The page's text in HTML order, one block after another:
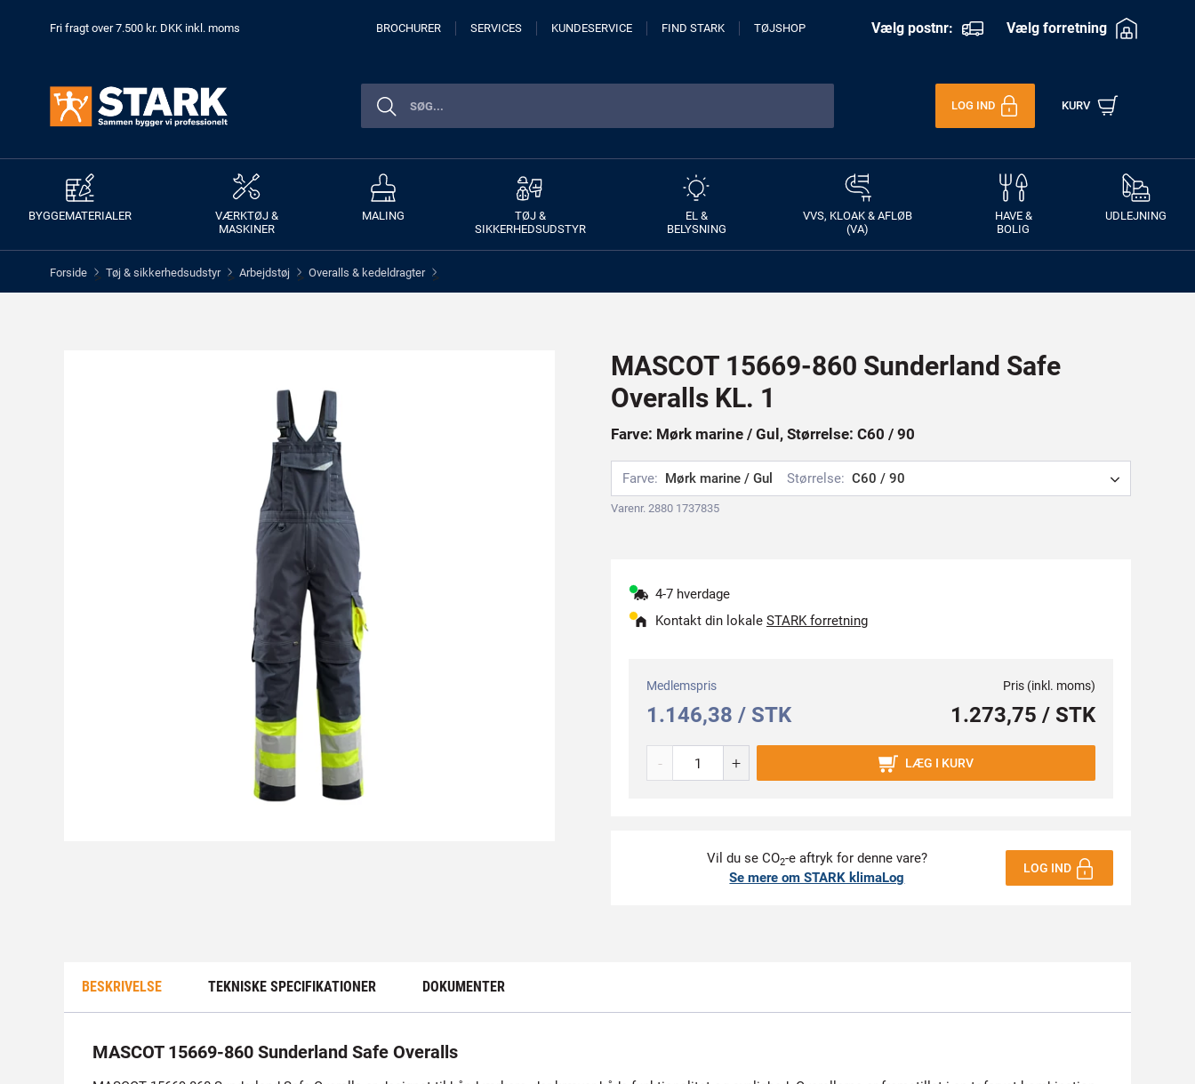
Fri fragt over 7.500 kr. DKK inkl. moms BROCHURER SERVICES KUNDESERVICE FIND STARK TØJSHOP Vælg postnr: Vælg forretning
LOG IND KURV
BYGGEMATERIALER
VÆRKTØJ &
MASKINER
MALING
TØJ &
SIKKERHEDSUDSTYR
EL &
BELYSNING
VVS, KLOAK & AFLØB
(VA)
HAVE &
BOLIG
UDLEJNING
Forside > Tøj & sikkerhedsudstyr > Arbejdstøj > Overalls & kedeldragter >
MASCOT 15669-860 Sunderland Safe
Overalls KL. 1
Farve: Mørk marine / Gul, Størrelse: C60 / 90
Farve: Mørk marine / Gul Størrelse: C60 / 90
Varenr. 2880 1737835
4-7 hverdage
Kontakt din lokale STARK forretning
Medlemspris
1.146,38 / STK
Pris (inkl. moms)
1.273,75 / STK
- + LÆG I KURV
Vil du se CO2-e aftryk for denne vare?
Se mere om STARK klimaLog
LOG IND
BESKRIVELSE TEKNISKE SPECIFIKATIONER DOKUMENTER
MASCOT 15669-860 Sunderland Safe Overalls